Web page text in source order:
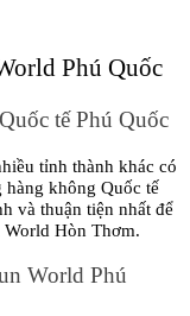
Phú Quốc
tế Phú Quốc
tỉnh thành khác có
hàng không Quốc tế
và thuận tiện nhất để
World Hòn Thơm.
World Phú